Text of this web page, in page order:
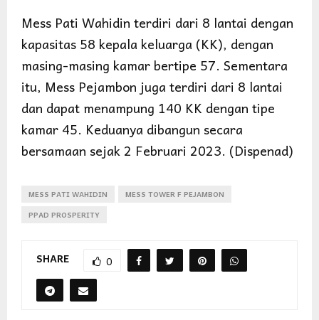
Mess Pati Wahidin terdiri dari 8 lantai dengan
kapasitas 58 kepala keluarga (KK), dengan
masing-masing kamar bertipe 57. Sementara
itu, Mess Pejambon juga terdiri dari 8 lantai
dan dapat menampung 140 KK dengan tipe
kamar 45. Keduanya dibangun secara
bersamaan sejak 2 Februari 2023. (Dispenad)
MESS PATI WAHIDIN
MESS TOWER F PEJAMBON
PPAD PROSPERITY
SHARE 0